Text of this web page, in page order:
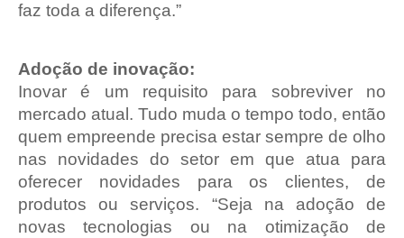
faz toda a diferença.”
Adoção de inovação:
Inovar é um requisito para sobreviver no
mercado atual. Tudo muda o tempo todo, então
quem empreende precisa estar sempre de olho
nas novidades do setor em que atua para
oferecer novidades para os clientes, de
produtos ou serviços. “Seja na adoção de
novas tecnologias ou na otimização de